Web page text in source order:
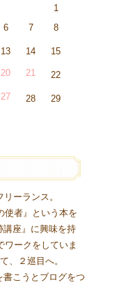
1
6 7 8
13 14 15
20 21 22
27 28 29
ーランス。
使者』という本を
講座』に興味を持
ワークをしていま
、２巡目へ。
書こうとブログをつ